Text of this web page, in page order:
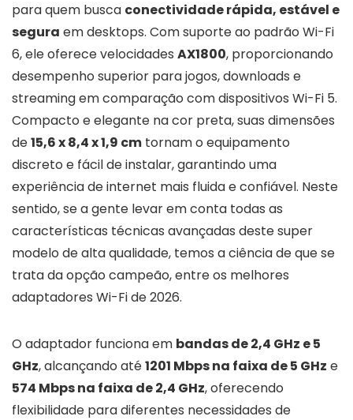
para quem busca conectividade rápida, estável e
segura em desktops. Com suporte ao padrão Wi-Fi
6, ele oferece velocidades AX1800, proporcionando
desempenho superior para jogos, downloads e
streaming em comparação com dispositivos Wi-Fi 5.
Compacto e elegante na cor preta, suas dimensões
de15,6 x 8,4 x 1,9 cm tornam o equipamento
discreto e fácil de instalar, garantindo uma
experiência de internet mais fluida e confiável. Neste
sentido, se a gente levar em conta todas as
características técnicas avançadas deste super
modelo de alta qualidade, temos a ciência de que se
trata da opção campeão, entre os melhores
adaptadores Wi-Fi de 2026.
O adaptador funciona em bandas de 2,4 GHz e 5
GHz, alcançando até1201 Mbps na faixa de 5 GHz e
574 Mbps na faixa de 2,4 GHz, oferecendo
flexibilidade para diferentes necessidades de